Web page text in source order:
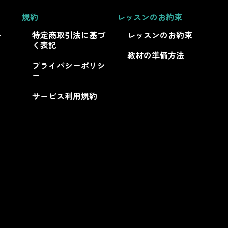
規約
特定商取引法に基づ
く表記
プライバシーポリシ
ー
サービス利用規約
レッスンのお約束
レッスンのお約束
教材の準備方法